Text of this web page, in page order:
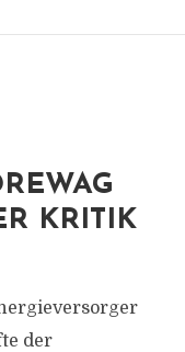
KRITIK
der